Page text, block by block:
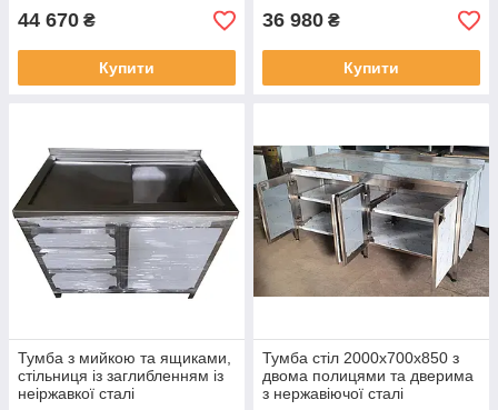
44 670 ₴
Купити
36 980 ₴
Купити
Тумба з мийкою та ящиками,
стільниця із заглибленням із
неіржавкої сталі
Тумба стіл 2000х700х850 з
двома полицями та дверима
з нержавіючої сталі